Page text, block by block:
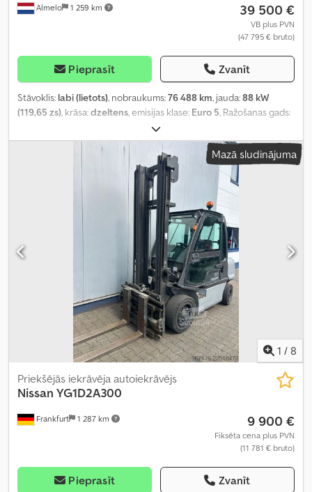
Almelo 1 259 km 39 500 €
VB plus PVN
(47 795 € bruto)
Pieprasīt Zvanīt
Stāvoklis: labi (lietots), nobraukums:76 488 km, jauda:88 kW
(119,65 zs), krāsa:dzeltens, emisijas klase: Euro 5, Ražošanas gads:
centrālā atslēga, elektriskais logu regulators,
gaisa spilvens, stūres pastiprinātājs,
Mazā sludinājuma
1 / 8
Frankfurt 1 287 km
Priekšējās iekrāvēja autoiekrāvējs
Nissan YG1D2A300
9 900 €
Fiksēta cena plus PVN
(11 781 € bruto)
Pieprasīt Zvanīt